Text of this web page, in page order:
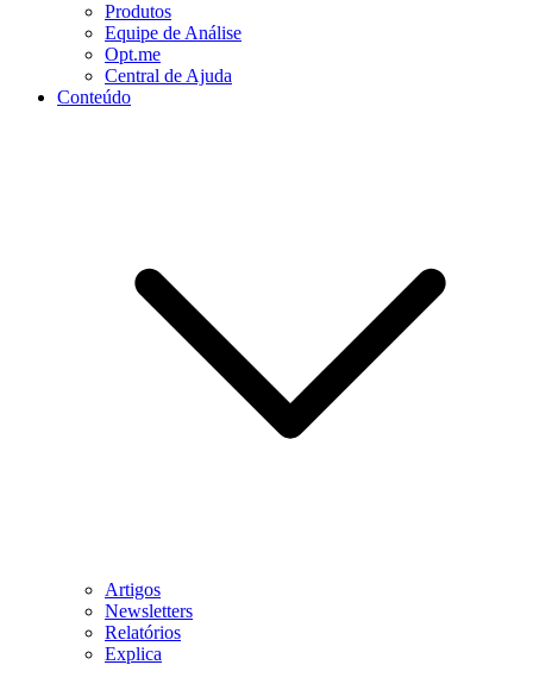
Produtos
Equipe de Análise
Opt.me
Central de Ajuda
Conteúdo
Artigos
Newsletters
Relatórios
Explica